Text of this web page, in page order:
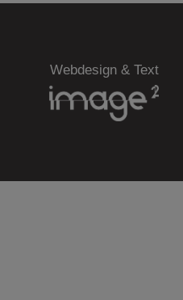
Webdesign & Text